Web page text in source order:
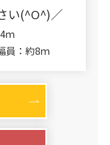
い(^O^)／
ｍ
員：約8ｍ